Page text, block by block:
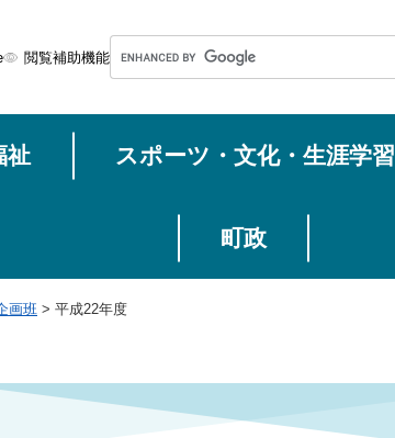
閲覧補助機能
o
ム
検
祉 スポーツ・文化・生涯学習
町政
画班 > 平成22年度